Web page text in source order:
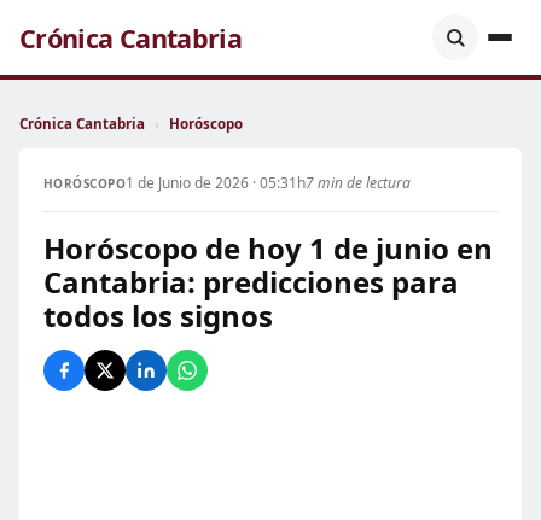
Crónica Cantabria
Crónica Cantabria › Horóscopo
HORÓSCOPO1 de Junio de 2026 · 05:31h7 min de lectura
Horóscopo de hoy 1 de junio en
Cantabria: predicciones para
todos los signos